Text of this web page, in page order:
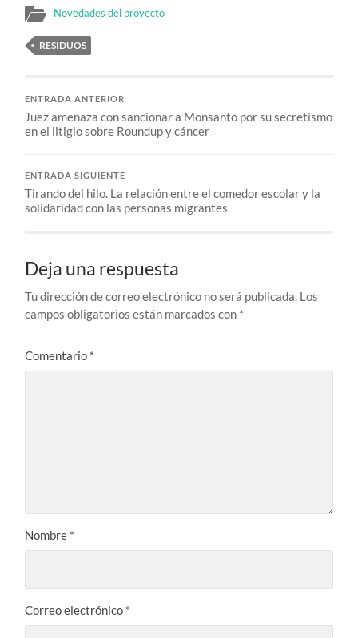
Novedades del proyecto
RESIDUOS
ENTRADA ANTERIOR
Juez amenaza con sancionar a Monsanto por su secretismo
en el litigio sobre Roundup y cáncer
ENTRADA SIGUIENTE
Tirando del hilo. La relación entre el comedor escolar y la
solidaridad con las personas migrantes
Deja una respuesta
Tu dirección de correo electrónico no será publicada. Los
campos obligatorios están marcados con *
Comentario *
Nombre *
Correo electrónico *